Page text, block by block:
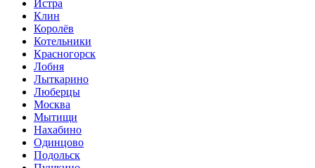
Истра
Клин
Королёв
Котельники
Красногорск
Лобня
Лыткарино
Люберцы
Мoсква
Мытищи
Нахабино
Одинцово
Подольск